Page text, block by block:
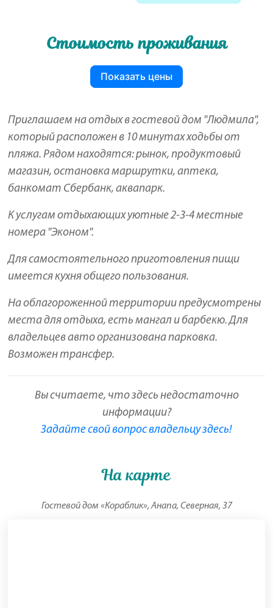
Стоимость проживания
Показать цены
Приглашаем на отдых в гостевой дом "Людмила",
который расположен в 10 минутах ходьбы от
пляжа. Рядом находятся: рынок, продуктовый
магазин, остановка маршрутки, аптека,
банкомат Сбербанк, аквапарк.
К услугам отдыхающих уютные 2-3-4 местные
номера "Эконом".
Для самостоятельного приготовления пищи
имеется кухня общего пользования.
На облагороженной территории предусмотрены
места для отдыха, есть мангал и барбекю. Для
владельцев авто организована парковка.
Возможен трансфер.
Вы считаете, что здесь недостаточно
информации?
Задайте свой вопрос владельцу здесь!
На карте
Гостевой дом «Кораблик», Анапа, Северная, 37